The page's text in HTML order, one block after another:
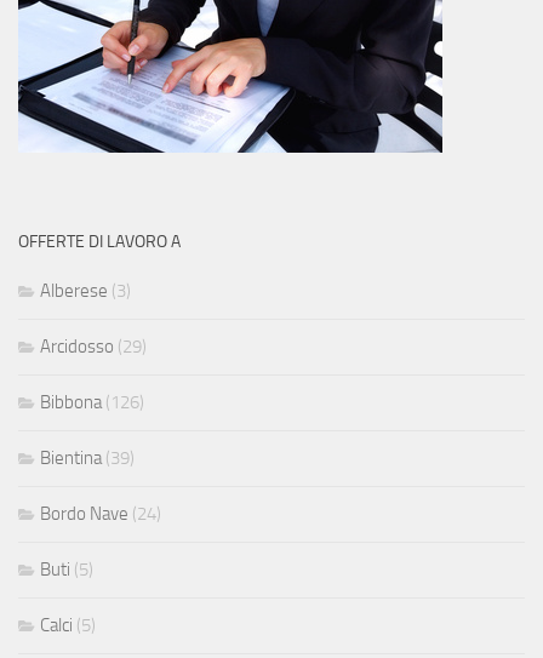
OFFERTE DI LAVORO A
Alberese (3)
Arcidosso (29)
Bibbona (126)
Bientina (39)
Bordo Nave (24)
Buti (5)
Calci (5)